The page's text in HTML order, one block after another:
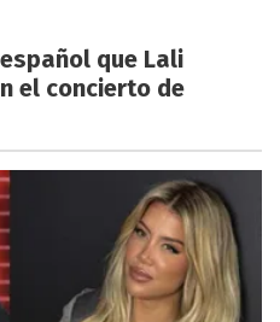
que Lali
el concierto de